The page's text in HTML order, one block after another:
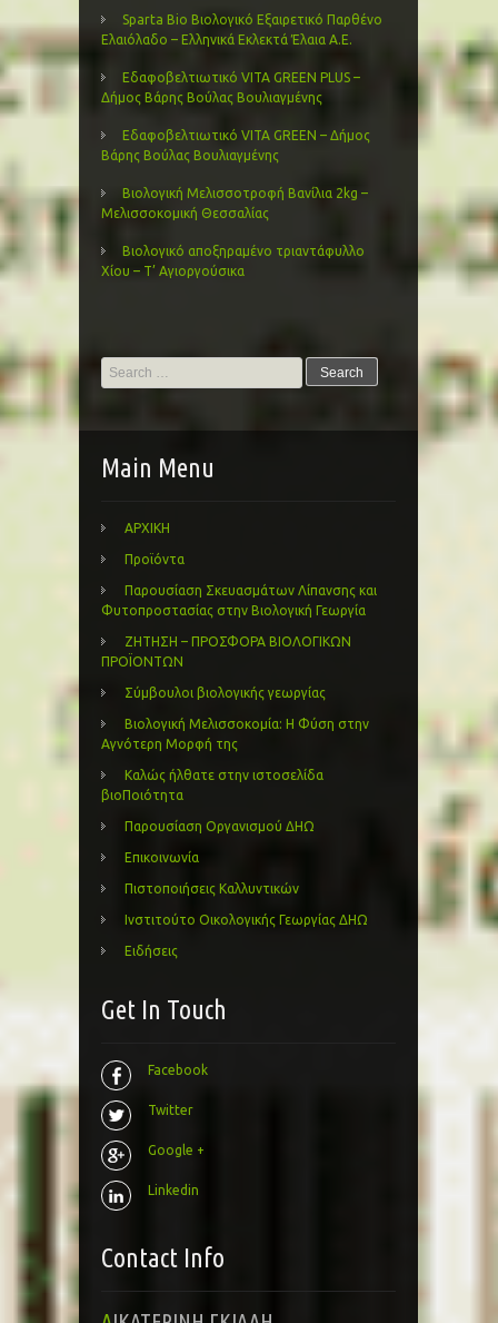
Sparta Bio Βιολογικό Εξαιρετικό Παρθένο
Ελαιόλαδο – Ελληνικά Εκλεκτά Έλαια Α.Ε.
Εδαφοβελτιωτικό VITA GREEN PLUS –
Δήμος Βάρης Βούλας Βουλιαγμένης
Εδαφοβελτιωτικό VITA GREEN – Δήμος
Βάρης Βούλας Βουλιαγμένης
Βιολογική Μελισσοτροφή Βανίλια 2kg –
Μελισσοκομική Θεσσαλίας
Βιολογικό αποξηραμένο τριαντάφυλλο
Χίου – Τ’ Αγιοργούσικα
Search
for:
Main Menu
ΑΡΧΙΚΗ
Προϊόντα
Παρουσίαση Σκευασμάτων Λίπανσης και
Φυτοπροστασίας στην Βιολογική Γεωργία
ΖΗΤΗΣΗ – ΠΡΟΣΦΟΡΑ ΒΙΟΛΟΓΙΚΩΝ
ΠΡΟΪΟΝΤΩΝ
Σύμβουλοι βιολογικής γεωργίας
Βιολογική Μελισσοκομία: Η Φύση στην
Αγνότερη Μορφή της
Καλώς ήλθατε στην ιστοσελίδα
βιοΠοιότητα
Παρουσίαση Οργανισμού ΔΗΩ
Επικοινωνία
Πιστοποιήσεις Καλλυντικών
Ινστιτούτο Οικολογικής Γεωργίας ΔΗΩ
Ειδήσεις
Get In Touch
Facebook
Twitter
Google +
Linkedin
Contact Info